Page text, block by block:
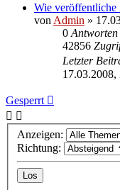
Wie veröffentliche
von Admin »
0 Antworten
42856
Letzter
17.03.2008,
Gesperrt
Anzeigen:
Richtung: